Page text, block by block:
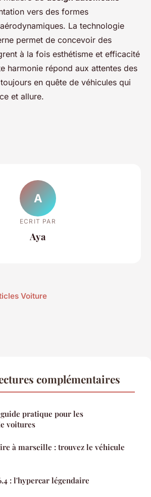
vers des formes
La technologie
permet de concevoir des
à la fois esthétisme et efficacité
harmonie répond aux attentes des
en quête de véhicules qui
et allure.
A
ECRIT PAR
Aya
Voiture
complémentaires
pratique pour les
voitures
à marseille : trouvez le véhicule
: l'hypercar légendaire